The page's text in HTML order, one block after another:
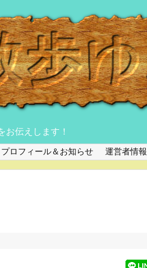
お伝えします！
プロフィール＆お知らせ 運営者情報